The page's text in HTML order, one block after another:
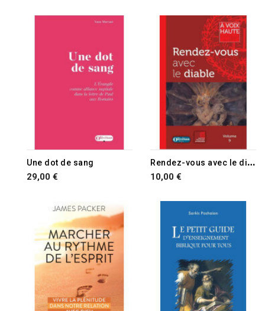
Une dot de sang
29,00 €
R
endez-vous avec le diable
10,00 €